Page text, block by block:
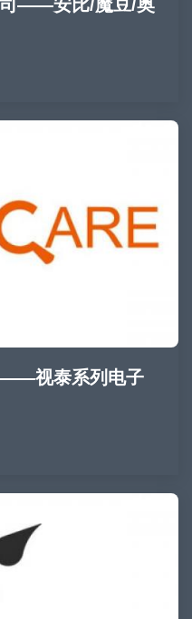
司——安比/魔豆/奥
——视泰系列电子